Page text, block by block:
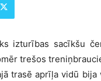
izturības sacīkšu
trešos
trasē aprīļa vidū